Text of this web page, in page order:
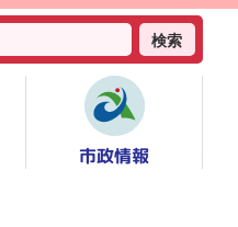
検索
市政情報